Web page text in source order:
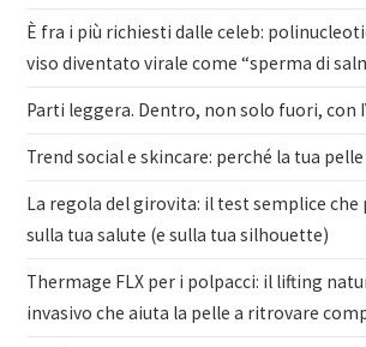
È fra i più richiesti dalle celeb:
viso diventato virale come “sperma di
Parti leggera. Dentro, non solo fuori, con
Trend social e skincare: perché la tua
La regola del girovita: il test semplice
sulla tua salute (e sulla tua silhouette)
Thermage FLX per i polpacci: il lifting
invasivo che aiuta la pelle a ritrovare